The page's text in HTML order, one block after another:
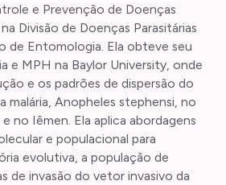
e Prevenção de Doenças
Divisão de Doenças Parasitárias
de Entomologia. Ela obteve seu
e MPH na Baylor University, onde
e os padrões de dispersão do
malária, Anopheles stephensi, no
no Iêmen. Ela aplica abordagens
e populacional para
evolutiva, a população de
de invasão do vetor invasivo da